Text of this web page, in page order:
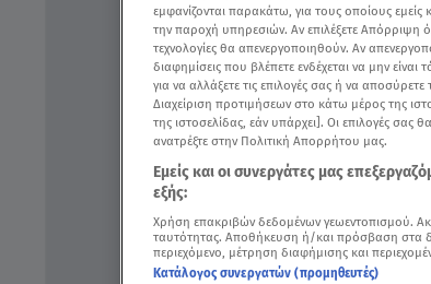
εμφανίζονται παρακάτω, για τους οποίους
την παροχή υπηρεσιών. Αν επιλέξετε
τεχνολογίες θα απενεργοποιηθούν. Αν
διαφημίσεις που βλέπετε ενδέχεται να μην
για να αλλάξετε τις επιλογές σας ή να
Διαχείριση προτιμήσεων στο κάτω μέρος της
της ιστοσελίδας, εάν υπάρχει]. Οι επιλογές σας
ανατρέξτε στην Πολιτική Απορρήτου μας.
Εμείς και οι συνεργάτες μας
εξής:
Χρήση επακριβών δεδομένων γεωεντοπισμού.
ταυτότητας. Αποθήκευση ή/και πρόσβαση στα
περιεχόμενο, μέτρηση διαφήμισης και
Κατάλογος συνεργατών (προμηθευτές)